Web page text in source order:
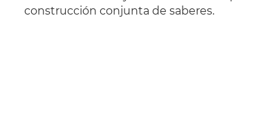
construcción conjunta de saberes.